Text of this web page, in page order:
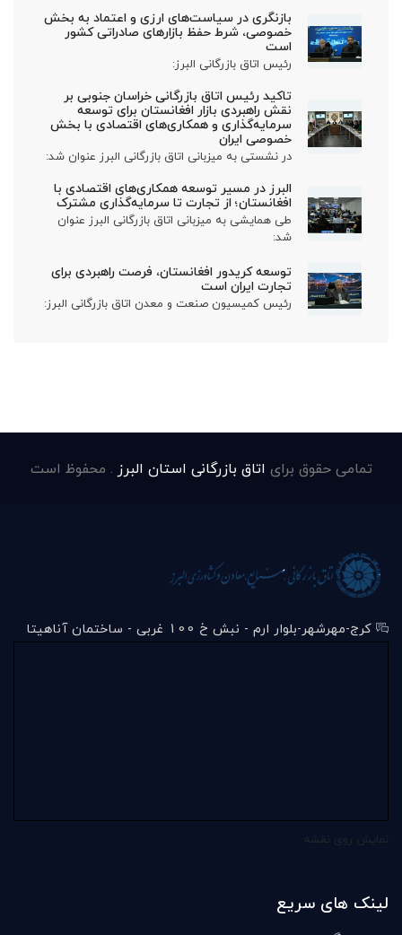
بازنگری در سیاست‌های ارزی و اعتماد به بخش
خصوصی، شرط حفظ بازارهای صادراتی کشور
است
رئیس اتاق بازرگانی البرز:
تاکید رئیس اتاق بازرگانی خراسان جنوبی بر
نقش راهبردی بازار افغانستان برای توسعه
سرمایه‌گذاری و همکاری‌های اقتصادی با بخش
خصوصی ایران
در نشستی به میزبانی اتاق بازرگانی البرز عنوان شد:
البرز در مسیر توسعه همکاری‌های اقتصادی با
افغانستان؛ از تجارت تا سرمایه‌گذاری مشترک
طی همایشی به میزبانی اتاق بازرگانی البرز عنوان
شد:
توسعه کریدور افغانستان، فرصت راهبردی برای
تجارت ایران است
رئیس کمیسیون صنعت و معدن اتاق بازرگانی البرز:
تمامی حقوق برای اتاق بازرگانی استان البرز . محفوظ است
کرج-مهرشهر-بلوار ارم - نبش خ 100 غربی - ساختمان آناهیتا
لینک های سریع